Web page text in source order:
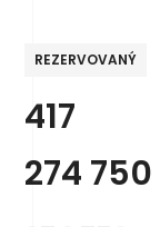
REZERVOVANÝ
417
274 750